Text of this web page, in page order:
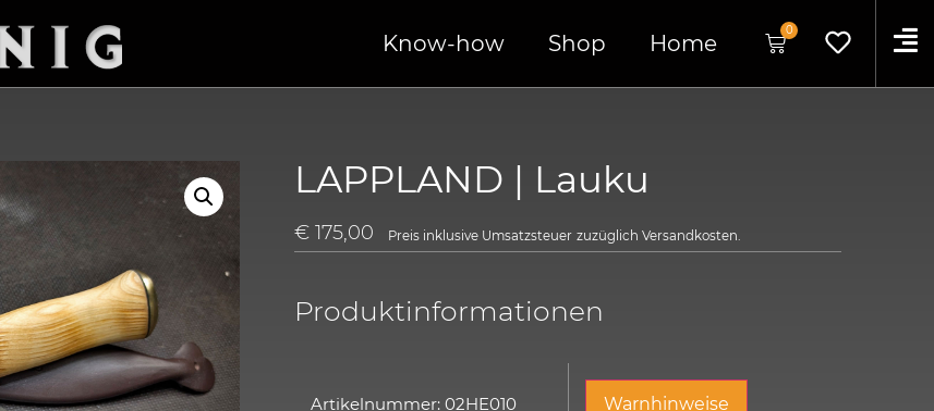
Know-how Shop Home
0
LAPPLAND | Lauku
€ 175,00 Preis inklusive Umsatzsteuer zuzüglichVersandkosten.
Produktinformationen
Artikelnummer: 02HE010 Warnhinweise